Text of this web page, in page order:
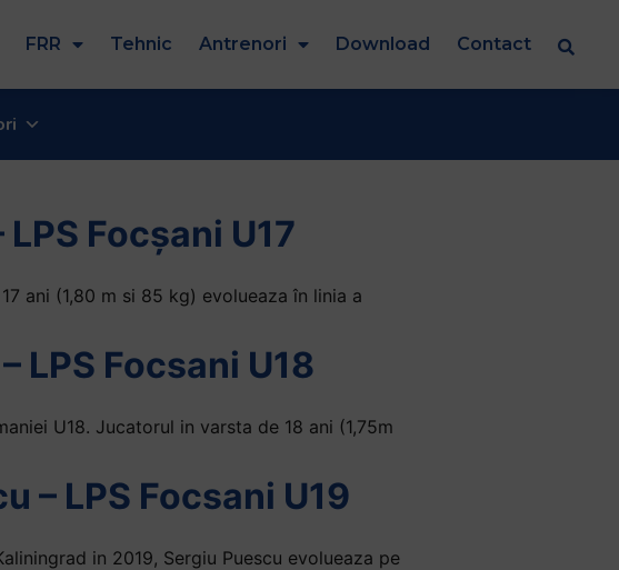
FRR Tehnic Antrenori Download Contact
Focșani U17
ani (1,80 m si 85 kg) evolueaza în linia a
LPS Focsani U18
U18. Jucatorul in varsta de 18 ani (1,75m
– LPS Focsani U19
in 2019, Sergiu Puescu evolueaza pe